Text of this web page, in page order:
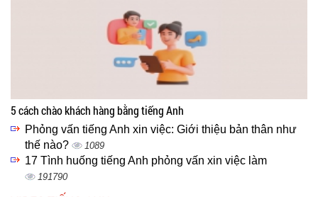
5 cách chào khách hàng bằng tiếng Anh
Phỏng vấn tiếng Anh xin việc: Giới thiệu bản thân như
thế nào?
1089
17 Tình huống tiếng Anh phỏng vấn xin việc làm
191790